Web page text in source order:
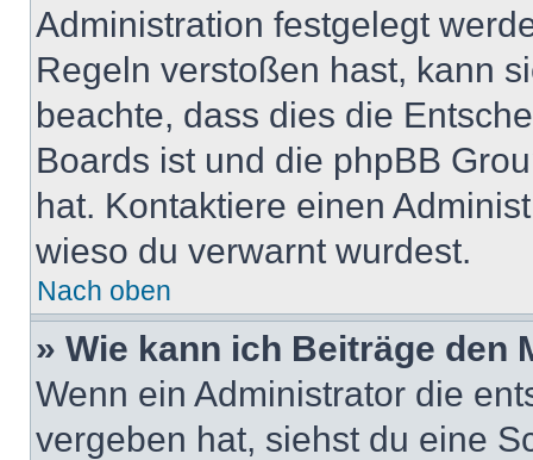
Administration festgelegt
Regeln verstoßen hast, kann
beachte, dass dies die
Boards ist und die phpBB
hat. Kontaktiere einen
wieso du verwarnt wurdest.
Nach oben
» Wie kann ich Beiträge den
Wenn ein Administrator die
vergeben hat, siehst du eine